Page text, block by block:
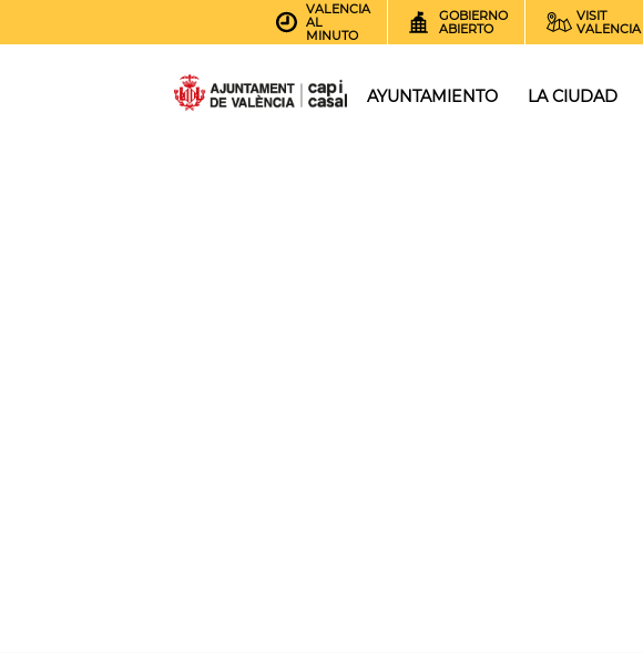
VALENCIA
AL
MINUTO
GOBIERNO
ABIERTO
VISIT
VALENCIA
AYUNTAMIENTO LA CIUDAD